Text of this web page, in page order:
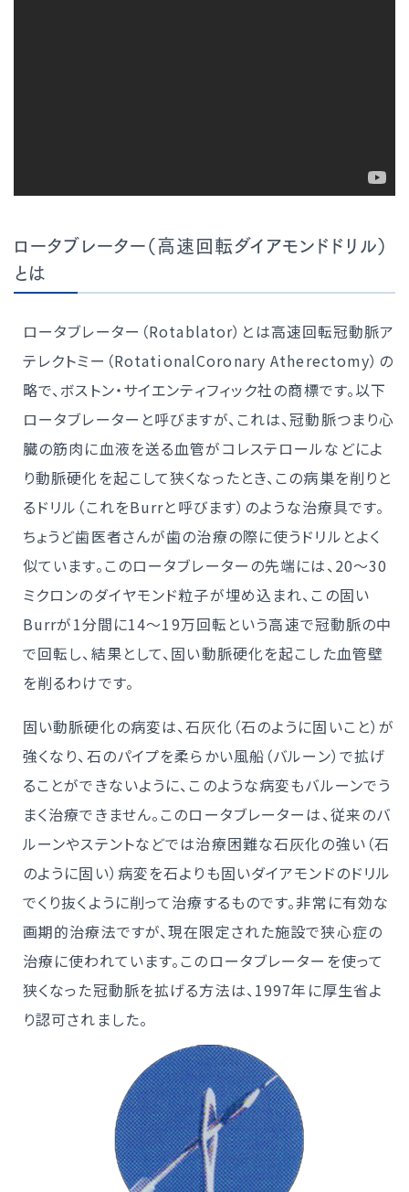
ロータブレーター（高速回転ダイアモンドドリル）
とは
ロータブレーター（Rotablator）とは高速回転冠動脈ア
テレクトミー（RotationalCoronary Atherectomy）の
略で、ボストン・サイエンティフィック社の商標です。以下
ロータブレーターと呼びますが、これは、冠動脈つまり心
臓の筋肉に血液を送る血管がコレステロールなどによ
り動脈硬化を起こして狭くなったとき、この病巣を削りと
るドリル（これをBurrと呼びます）のような治療具です。
ちょうど歯医者さんが歯の治療の際に使うドリルとよく
似ています。このロータブレーターの先端には、20～30
ミクロンのダイヤモンド粒子が埋め込まれ、この固い
Burrが1分間に14～19万回転という高速で冠動脈の中
で回転し、結果として、固い動脈硬化を起こした血管壁
を削るわけです。
固い動脈硬化の病変は、石灰化（石のように固いこと）が
強くなり、石のパイプを柔らかい風船（バルーン）で拡げ
ることができないように、このような病変もバルーンでう
まく治療できません。このロータブレーターは、従来のバ
ルーンやステントなどでは治療困難な石灰化の強い（石
のように固い）病変を石よりも固いダイアモンドのドリル
でくり抜くように削って治療するものです。非常に有効な
画期的治療法ですが、現在限定された施設で狭心症の
治療に使われています。このロータブレーターを使って
狭くなった冠動脈を拡げる方法は、1997年に厚生省よ
り認可されました。